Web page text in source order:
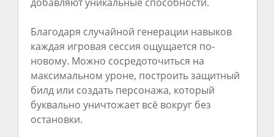
Благодаря случайной генерации навыков
каждая игровая сессия ощущается по-
новому. Можно сосредоточиться на
максимальном уроне, построить защитный
билд или создать персонажа, который
буквально уничтожает всё вокруг без
остановки.